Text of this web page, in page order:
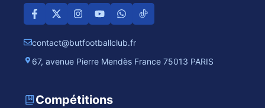
contact@butfootballclub.fr
67, avenue Pierre Mendès France 75013 PARIS
Compétitions